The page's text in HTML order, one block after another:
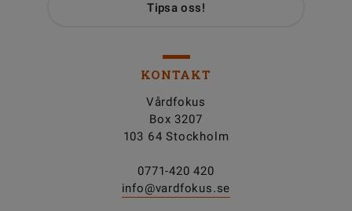
Tipsa oss!
KONTAKT
Vårdfokus
Box 3207
103 64 Stockholm
0771-420 420
info@vardfokus.se